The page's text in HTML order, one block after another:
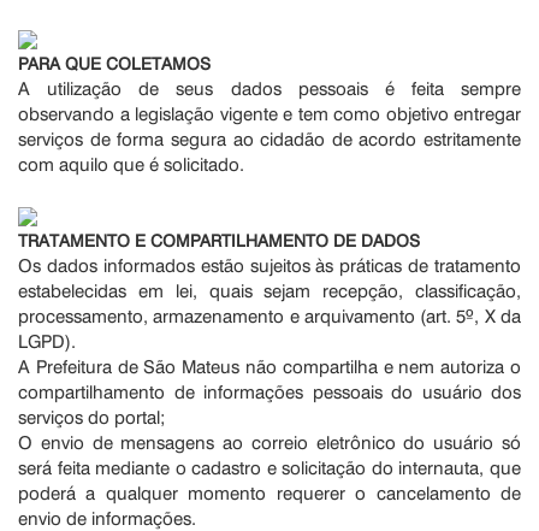
PARA QUE COLETAMOS
A utilização de seus dados pessoais é feita sempre
observando a legislação vigente e tem como objetivo entregar
serviços de forma segura ao cidadão de acordo estritamente
com aquilo que é solicitado.
TRATAMENTO E COMPARTILHAMENTO DE DADOS
Os dados informados estão sujeitos às práticas de tratamento
estabelecidas em lei, quais sejam recepção, classificação,
processamento, armazenamento e arquivamento (art. 5º, X da
LGPD).
A Prefeitura de São Mateus não compartilha e nem autoriza o
compartilhamento de informações pessoais do usuário dos
serviços do portal;
O envio de mensagens ao correio eletrônico do usuário só
será feita mediante o cadastro e solicitação do internauta, que
poderá a qualquer momento requerer o cancelamento de
envio de informações.